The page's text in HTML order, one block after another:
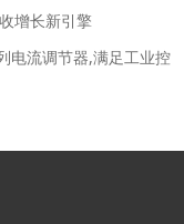
增长新引擎
电流调节器,满足工业控